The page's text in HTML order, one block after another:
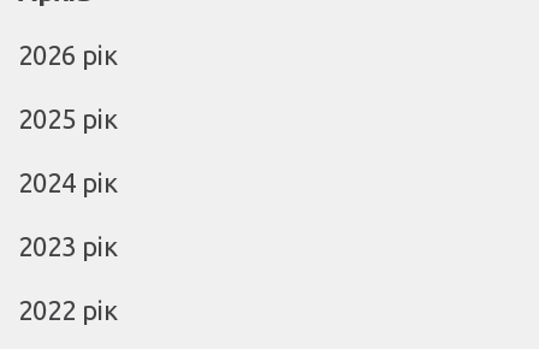
2026 рік
2025 рік
2024 рік
2023 рік
2022 рік